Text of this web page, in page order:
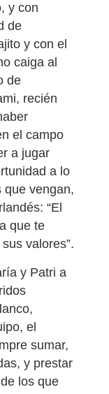
y con
de
y con el
caiga al
de
recién
el campo
a jugar
a lo
que vengan,
“El
que te
valores”.
y Patri a
el
sumar,
y prestar
los que